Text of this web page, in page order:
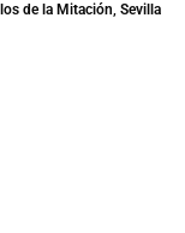
de la Mitación, Sevilla